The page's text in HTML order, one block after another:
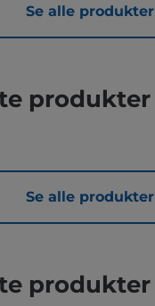
Se alle produkter
produkter
Se alle produkter
produkter